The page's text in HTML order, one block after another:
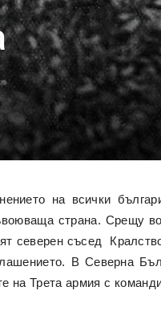
на всички
страна. Срещу
северен съсед
В Северна
на Трета армия с